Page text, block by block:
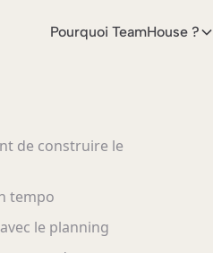
Pourquoi TeamHouse ?
de construire le
tempo
le planning